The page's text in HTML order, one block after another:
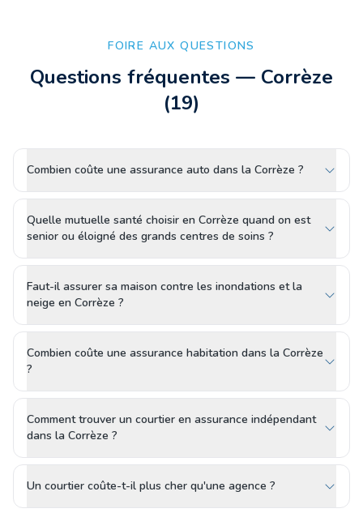
FOIRE AUX QUESTIONS
Questions fréquentes — Corrèze
(19)
Combien coûte une assurance auto dans la Corrèze ?
Quelle mutuelle santé choisir en Corrèze quand on est
senior ou éloigné des grands centres de soins ?
Faut-il assurer sa maison contre les inondations et la
neige en Corrèze ?
Combien coûte une assurance habitation dans la Corrèze
?
Comment trouver un courtier en assurance indépendant
dans la Corrèze ?
Un courtier coûte-t-il plus cher qu'une agence ?